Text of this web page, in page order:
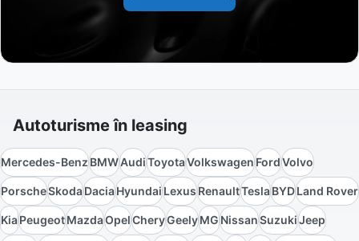
Autoturisme în leasing
Mercedes-BenzBMWAudiToyotaVolkswagenFordVolvo
PorscheSkodaDaciaHyundaiLexusRenaultTeslaBYDLand Rover
KiaPeugeotMazdaOpelCheryGeelyMGNissanSuzukiJeep